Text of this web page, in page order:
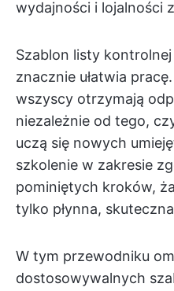
wydajności i lojalności
Szablon listy
znacznie ułatwia
wszyscy otrzymają
niezależnie od tego,
uczą się nowych
szkolenie w zakresie
pominiętych kroków,
tylko płynna,
W tym przewodniku
dostosowywalnych